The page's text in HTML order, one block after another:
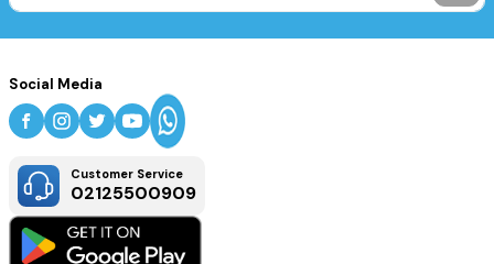
Social Media
Customer Service
02125500909